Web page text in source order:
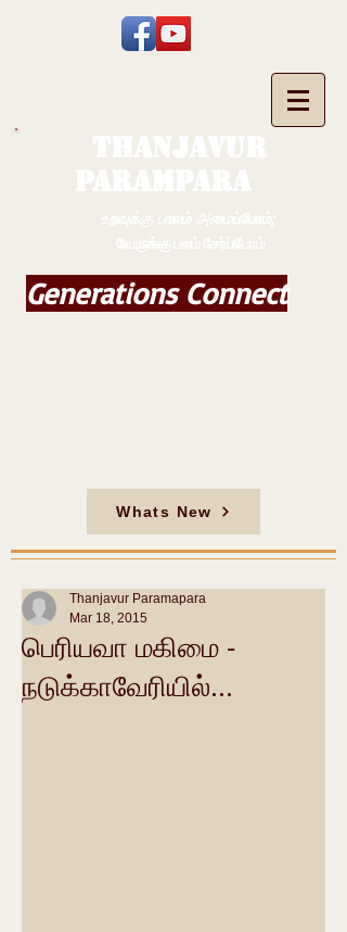
Generations Connect
Whats New
பெரியவா மகிமை -
நடுக்காவேரியில்...
Thanjavur Paramapara
Mar 18, 2015